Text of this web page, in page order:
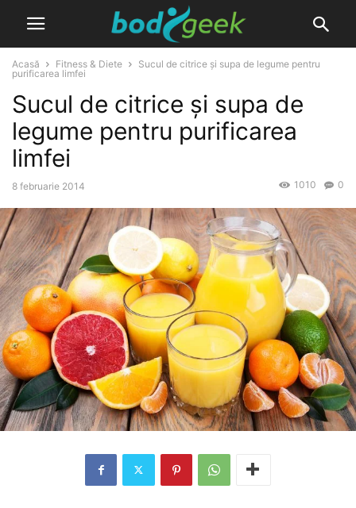
Acasă Fitness & Diete
Sucul de citrice și supa de legume pentru
purificarea limfei
Sucul de citrice și supa de
legume pentru purificarea
limfei
8 februarie 2014 0
1010